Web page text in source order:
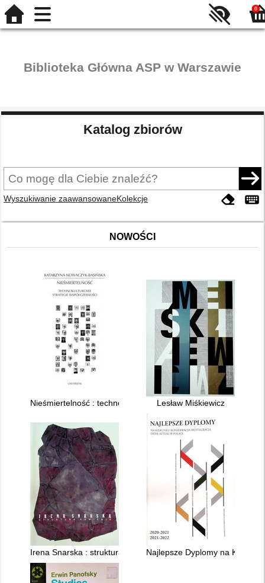
0
Biblioteka Główna ASP w Warszawie
Katalog zbiorów
Wyszukiwanie zaawansowaneKolekcje
NOWOŚCI
Nieśmiertelność : technokulturowe strategie współczesności
Lesław Miśkiewicz
Irena Snarska : struktura kamieniaNajlepsze Dyplomy na